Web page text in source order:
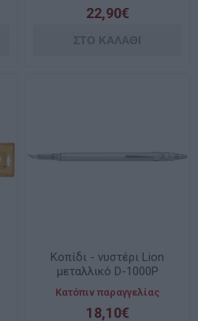
22,90€
Κοπίδι - νυστέρι Lion
μεταλλικό D-1000P
Κατόπιν παραγγελίας
18,10€